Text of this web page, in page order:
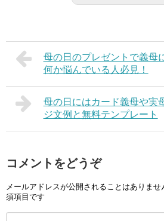
母の日のプレゼントで義母
何か悩んでいる人必見！
母の日にはカード義母や実
ジ文例と無料テンプレート
コメントをどうぞ
メールアドレスが公開されることはありませ
須項目です